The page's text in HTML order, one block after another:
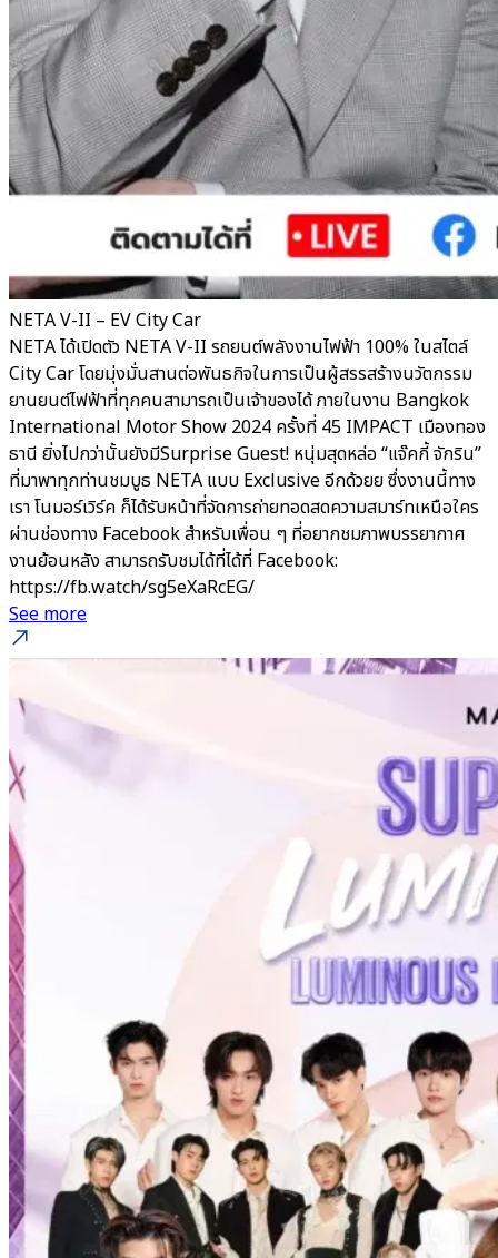
NETA V-II – EV City Car
NETA ได้เปิดตัว NETA V-II รถยนต์พลังงานไฟฟ้า 100% ในสไตล์
City Car โดยมุ่งมั่นสานต่อพันธกิจในการเป็นผู้สรรสร้างนวัตกรรม
ยานยนต์ไฟฟ้าที่ทุกคนสามารถเป็นเจ้าของได้ ภายในงาน Bangkok
International Motor Show 2024 ครั้งที่ 45 IMPACT เมืองทอง
ธานี ยิ่งไปกว่านั้นยังมีSurprise Guest! หนุ่มสุดหล่อ “แจ๊คกี้ จักริน”
ที่มาพาทุกท่านชมบูธ NETA แบบ Exclusive อีกด้วยย ซึ่งงานนี้ทาง
เรา โนมอร์เวิร์ค ก็ได้รับหน้าที่จัดการถ่ายทอดสดความสมาร์ทเหนือใคร
ผ่านช่องทาง Facebook สำหรับเพื่อน ๆ ที่อยากชมภาพบรรยากาศ
งานย้อนหลัง สามารถรับชมได้ที่ได้ที่ Facebook:
https://fb.watch/sg5eXaRcEG/
See more